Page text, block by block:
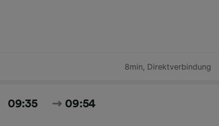
8min, Direktverbindung
09:35 09:54